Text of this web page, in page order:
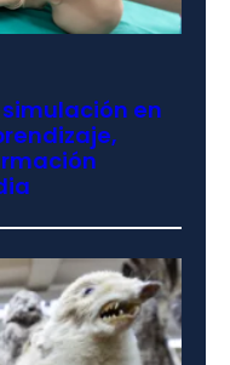
en